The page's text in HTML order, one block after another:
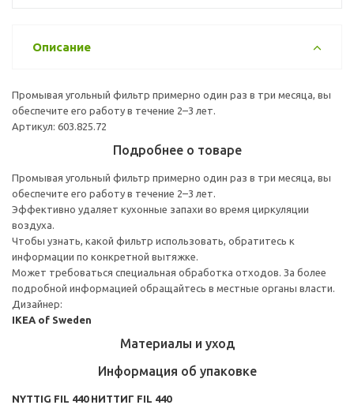
Описание
Промывая угольный фильтр примерно один раз в три месяца, вы
обеспечите его работу в течение 2–3 лет.
Артикул: 603.825.72
Подробнее о товаре
Промывая угольный фильтр примерно один раз в три месяца, вы
обеспечите его работу в течение 2–3 лет.
Эффективно удаляет кухонные запахи во время циркуляции
воздуха.
Чтобы узнать, какой фильтр использовать, обратитесь к
информации по конкретной вытяжке.
Может требоваться специальная обработка отходов. За более
подробной информацией обращайтесь в местные органы власти.
Дизайнер:
IKEA of Sweden
Материалы и уход
Информация об упаковке
NYTTIG FIL 440 НИТТИГ FIL 440